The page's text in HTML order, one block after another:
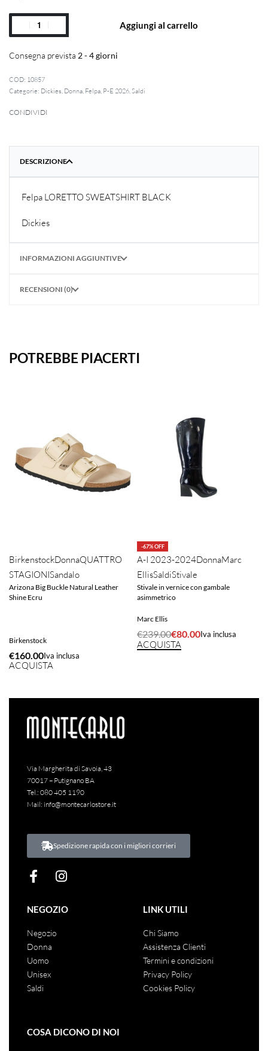
Aggiungi al carrello
Consegna prevista 2 - 4 giorni
10857
Categorie: Dickies Donna Felpa P-E 2026 Saldi
CONDIVIDI
DESCRIZIONE
Felpa LORETTO SWEATSHIRT BLACK
Dickies
INFORMAZIONI AGGIUNTIVE
RECENSIONI (0)
POTREBBE PIACERTI
BirkenstockDonnaQUATTRO
STAGIONISandalo
Arizona Big Buckle Natural Leather
Shine Ecru
Birkenstock
€160.00Iva inclusa
ACQUISTA
-67% OFF
A-I 2023-2024DonnaMarc
EllisSaldiStivale
Stivale in vernice con gambale
asimmetrico
Marc Ellis
€239.00€80.00Iva inclusa
ACQUISTA
Via Margherita di Savoia, 43
70017 – Putignano BA
Tel.: 080 405 1190
Mail: info@montecarlostore.it
Spedizione rapida con i migliori corrieri
NEGOZIO
Negozio
Donna
Uomo
Unisex
Saldi
LINK UTILI
Chi Siamo
Assistenza Clienti
Termini e condizioni
Privacy Policy
Cookies Policy
COSA DICONO DI NOI